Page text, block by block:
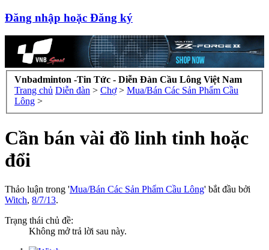
Đăng nhập hoặc Đăng ký
Vnbadminton -Tin Tức - Diễn Đàn Cầu Lông Việt Nam
Trang chủ Diễn đàn > Chợ > Mua/Bán Các Sản Phẩm Cầu
Lông >
Cần bán vài đồ linh tinh hoặc
đổi
Thảo luận trong 'Mua/Bán Các Sản Phẩm Cầu Lông' bắt đầu bởi
Witch, 8/7/13.
Trạng thái chủ đề:
Không mở trả lời sau này.